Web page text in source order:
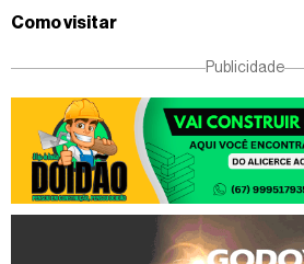
Como visitar
Publicidade